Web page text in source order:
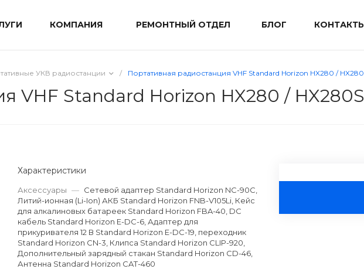
КОМПАНИЯ РЕМОНТНЫЙ ОТДЕЛ БЛОГ
УКВ радиостанции / Портативная радиостанция VHF Standard Horizon HX280 /
VHF Standard Horizon HX280 / HX280S
Характеристики
Аксессуары — Сетевой адаптер Standard Horizon NC-90C,
Литий-ионная (Li-Ion) АКБ Standard Horizon FNB-V105Li, Кейс
для алкалиновых батареек Standard Horizon FBA-40, DC
кабель Standard Horizon E-DC-6, Адаптер для
прикуривателя 12 В Standard Horizon E-DC-19, переходник
Standard Horizon CN-3, Клипса Standard Horizon CLIP-920,
Дополнительный зарядный стакан Standard Horizon CD-46,
Антенна Standard Horizon CAT-460